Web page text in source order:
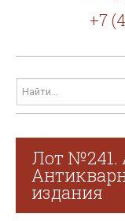
+7
Лот №241.
издания